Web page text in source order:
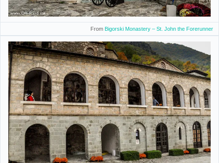
From Bigorski Monastery – St. John the Forerunner